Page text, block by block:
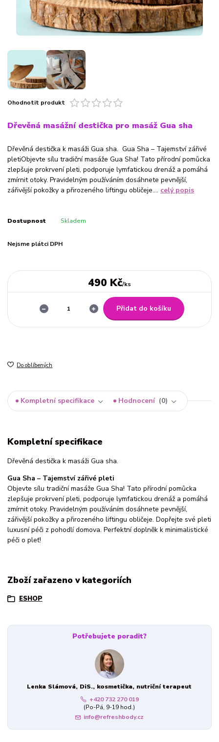
Ohodnotit produkt
Dřevěná masážní destička pro masáž Gua sha
Dřevěná destička k masáži Gua sha. Gua Sha – Tajemství zářivé
pletiObjevte sílu tradiční masáže Gua Sha! Tato přírodní pomůcka
zlepšuje prokrvení pleti, podporuje lymfatickou drenáž a pomáhá
zmírnit otoky. Pravidelným používáním dosáhnete pevnější,
zářivější pokožky a přirozeného liftingu obličeje.... celý popis
Dostupnost Skladem
Nejsme plátci DPH
490 Kč/ks
Přidat do košíku
Do oblíbených
Kompletní specifikace Hodnocení 0
Kompletní specifikace
Dřevěná destička k masáži Gua sha.
Gua Sha – Tajemství zářivé pleti
Objevte sílu tradiční masáže Gua Sha! Tato přírodní pomůcka
zlepšuje prokrvení pleti, podporuje lymfatickou drenáž a pomáhá
zmírnit otoky. Pravidelným používáním dosáhnete pevnější,
zářivější pokožky a přirozeného liftingu obličeje. Dopřejte své pleti
luxusní péči z pohodlí domova. Perfektní doplněk k minimalistické
péči o pleť!
Zboží zařazeno v kategoriích
ESHOP
Potřebujete poradit?
Lenka Slámová, DiS., kosmetička, nutriční terapeut
+420 732 270 019
(Po-Pá, 9-19 hod.)
info@refreshbody.cz